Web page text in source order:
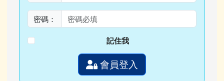
密碼：
記住我
會員登入